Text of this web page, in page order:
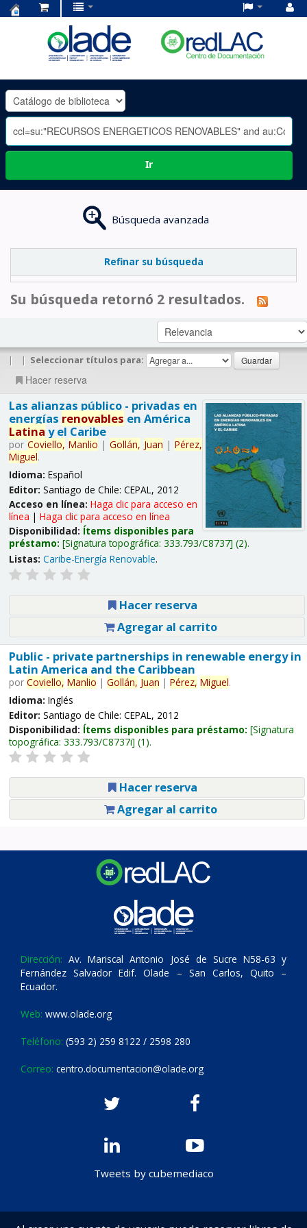
OLADE
-
Ir
Búsqueda avanzada
Refinar su búsqueda
Su búsqueda retornó 2 resultados.
| | Seleccionar títulos para:
Hacer reserva
Las alianzas público - privadas en
energías renovables en América
Latina y el Caribe
por Coviello, Manlio | Gollán, Juan | Pérez,
Miguel.
Idioma: Español
Editor: Santiago de Chile: CEPAL, 2012
Acceso en línea: Haga clic para acceso en
línea | Haga clic para acceso en línea
Disponibilidad: Ítems disponibles para
préstamo: Signatura topográfica: 333.793/C8737 (2).
Listas: Caribe-Energía Renovable.
Hacer reserva
Agregar al carrito
Public - private partnerships in renewable energy in
Latin America and the Caribbean
por Coviello, Manlio | Gollán, Juan | Pérez, Miguel.
Idioma: Inglés
Editor: Santiago de Chile: CEPAL, 2012
Disponibilidad: Ítems disponibles para préstamo: Signatura
topográfica: 333.793/C8737i (1).
Hacer reserva
Agregar al carrito
Dirección: Av. Mariscal Antonio José de Sucre N58-63 y
Fernández Salvador Edif. Olade – San Carlos, Quito –
Ecuador.
Web: www.olade.org
Teléfono: (593 2) 259 8122 / 2598 280
Correo: centro.documentacion@olade.org
Tweets by cubemediaco